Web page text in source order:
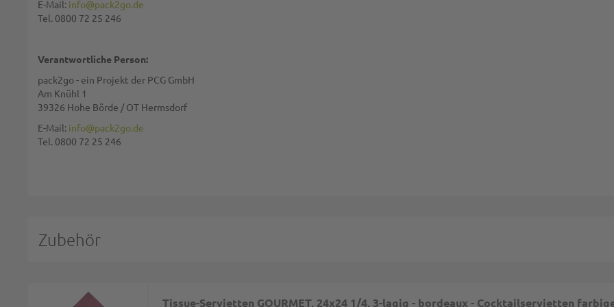
E-Mail: info@pack2go.de
Tel. 0800 72 25 246
Verantwortliche Person:
pack2go - ein Projekt der PCG GmbH
Am Knühl 1
39326 Hohe Börde / OT Hermsdorf
E-Mail: info@pack2go.de
Tel. 0800 72 25 246
Zubehör
Tissue-Servietten GOURMET, 24x24 1/4, 3-lagig - bordeaux - Cocktailservietten